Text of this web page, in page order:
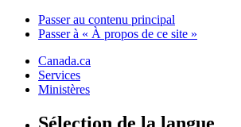
Passer au contenu principal
Passer à « À propos de ce site »
Canada.ca
Services
Ministères